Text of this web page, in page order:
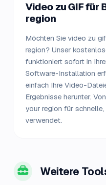
Video zu GIF für
region
Möchten Sie video zu
region? Unser
funktioniert sofort in
Software-Installation
einfach Ihre Video-
Ergebnisse herunter.
your region für
verwendet.
Weitere